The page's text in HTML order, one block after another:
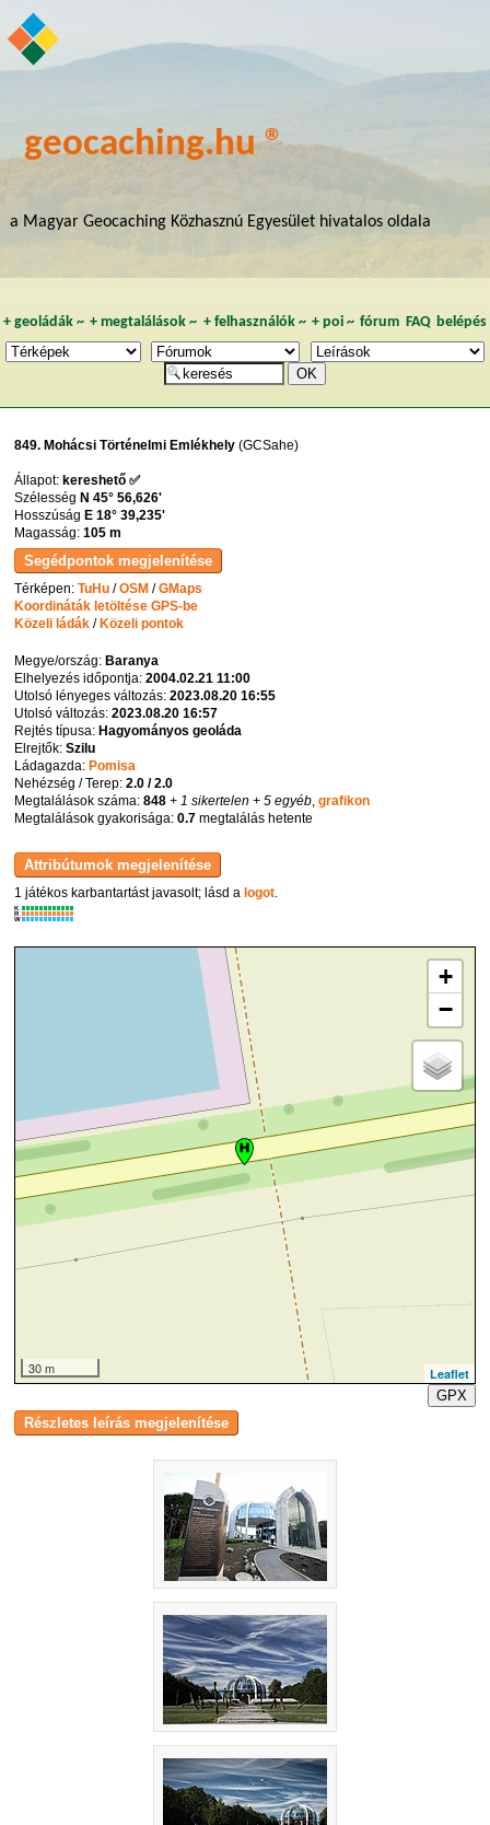
geocaching.hu ®
a Magyar Geocaching Közhasznú Egyesület hivatalos oldala
+ geoládák~ +megtalálások ~ + felhasználók~ + poi~ fórum FAQ belépés
849. Mohácsi Történelmi Emlékhely (GCSahe)
Állapot:kereshető ✅
SzélességN 45° 56,626'
HosszúságE 18° 39,235'
Magasság:105 m
Térképen:TuHu /OSM /GMaps
Koordináták letöltése GPS-be
Közeli ládák /Közeli pontok
Megye/ország:Baranya
Elhelyezés időpontja:2004.02.21 11:00
Utolsó lényeges változás:2023.08.20 16:55
Utolsó változás:2023.08.20 16:57
Rejtés típusa:Hagyományos geoláda
Elrejtők:Szilu
Ládagazda:Pomisa
Nehézség / Terep:2.0 / 2.0
Megtalálások száma:848 + 1 sikertelen + 5 egyéb ,grafikon
Megtalálások gyakorisága:0.7 megtalálás hetente
1 játékos karbantartást javasolt; lásd a logot.
K
R
W
+
−
30 m
Leaflet
GPX